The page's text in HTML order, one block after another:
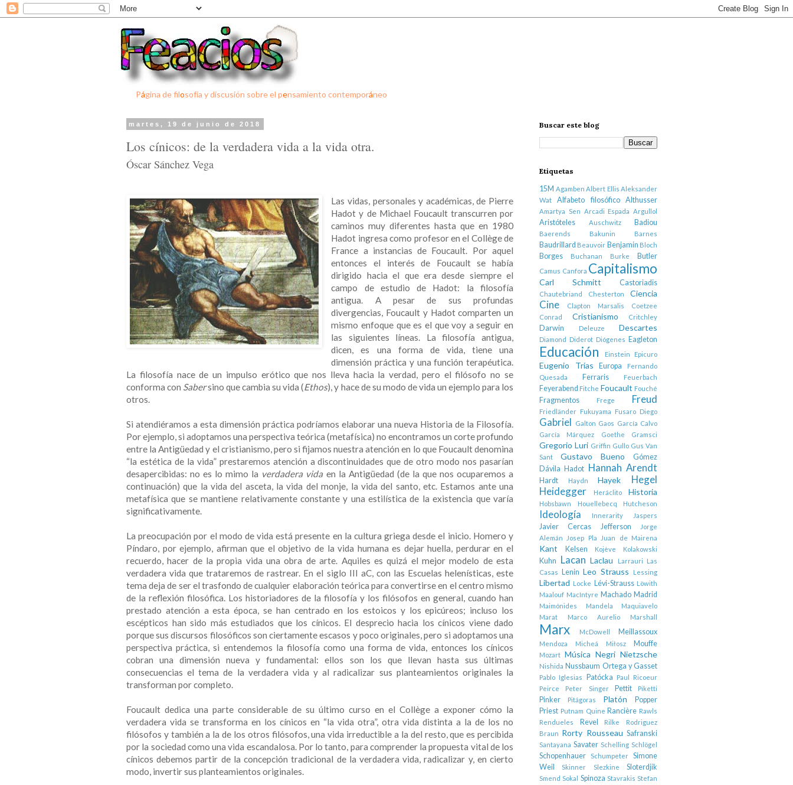
Página de filosofía y discusión sobre el pensamiento contemporáneo
martes, 19 de junio de 2018
Los cínicos: de la verdadera vida a la vida otra.
Óscar Sánchez Vega
Las vidas, personales y académicas, de Pierre
Hadot y de Michael Foucault transcurren por
caminos muy diferentes hasta que en 1980
Hadot ingresa como profesor en el Collège de
France a instancias de Foucault. Por aquel
entonces el interés de Foucault se había
dirigido hacia el que era desde siempre el
campo de estudio de Hadot: la filosofía
antigua. A pesar de sus profundas
divergencias, Foucault y Hadot comparten un
mismo enfoque que es el que voy a seguir en
las siguientes líneas. La filosofía antigua,
dicen, es una forma de vida, tiene una
dimensión práctica y una función terapéutica.
La filosofía nace de un impulso erótico que nos lleva hacia la verdad, pero el filósofo no se
conforma con Sabersino que cambia su vida (Ethos), y hace de su modo de vida un ejemplo para los
otros.
Si atendiéramos a esta dimensión práctica podríamos elaborar una nueva Historia de la Filosofía.
Por ejemplo, si adoptamos una perspectiva teórica (metafísica) no encontramos un corte profundo
entre la Antigüedad y el cristianismo, pero si fijamos nuestra atención en lo que Foucault denomina
“la estética de la vida” prestaremos atención a discontinuidades que de otro modo nos pasarían
desapercibidas: no es lo mimo la verdadera vida en la Antigüedad (de la que nos ocuparemos a
continuación) que la vida del asceta, la vida del monje, la vida del santo, etc. Estamos ante una
metafísica que se mantiene relativamente constante y una estilística de la existencia que varía
significativamente.
La preocupación por el modo de vida está presente en la cultura griega desde el inicio. Homero y
Píndaro, por ejemplo, afirman que el objetivo de la vida humana es dejar huella, perdurar en el
recuerdo, hacer de la propia vida una obra de arte. Aquiles es quizá el mejor modelo de esta
verdadera vida que trataremos de rastrear. En el siglo III aC, con las Escuelas helenísticas, este
tema deja de ser el trasfondo de cualquier elaboración teórica para convertirse en el centro mismo
de la reflexión filosófica. Los historiadores de la filosofía y los filósofos en general, cuando han
prestado atención a esta época, se han centrado en los estoicos y los epicúreos; incluso los
escépticos han sido más estudiados que los cínicos. El desprecio hacia los cínicos viene dado
porque sus discursos filosóficos son ciertamente escasos y poco originales, pero si adoptamos una
perspectiva práctica, si entendemos la filosofía como una forma de vida, entonces los cínicos
cobran una dimensión nueva y fundamental: ellos son los que llevan hasta sus últimas
consecuencias el tema de la verdadera vida y al radicalizar sus planteamientos originales la
transforman por completo.
Foucault dedica una parte considerable de su último curso en el Collège a exponer cómo la
verdadera vida se transforma en los cínicos en “la vida otra”, otra vida distinta a la de los no
filósofos y también a la de los otros filósofos, una vida irreductible a la del resto, que es percibida
por la sociedad como una vida escandalosa. Por lo tanto, para comprender la propuesta vital de los
cínicos debemos partir de la concepción tradicional de la verdadera vida, radicalizar y, en cierto
modo, invertir sus planteamientos originales.
Buscar este blog
Etiquetas
15M Agamben Albert Ellis Aleksander
Wat
Alfabeto filosófico Althusser
Amartya Sen Arcadi Espada Argullol
Aristóteles Auschwitz Badiou
Baerends Bakunin Barnes
Baudrillard Beauvoir Benjamin Bloch
Borges Buchanan Burke Butler
Camus Canfora Capitalismo
Carl Schmitt Castoriadis
Chautebriand Chesterton Ciencia
Cine Clapton Marsalis
Coetzee
Conrad
Cristianismo Critchley
Darwin Deleuze Descartes
Diamond Diderot Diógenes Eagleton
Educación Einstein Epicuro
Eugenio Trías Europa
Fernando
Quesada
Ferraris Feuerbach
Feyerabend Fitche Foucault Fouché
Fragmentos Frege Freud
Friedländer Fukuyama Fusaro Diego
Gabriel Galton Gaos García Calvo
García Márquez
Goethe Gramsci
Gregorio Luri Griffin Gullo Gus Van
Sant
Gustavo Bueno
Gómez
Dávila Hadot Hannah Arendt
Hardt Haydn Hayek
Hegel
Heidegger
Heráclito Historia
Hobsbawn Houellebecq Hutcheson
Ideología Innerarity Jaspers
Javier Cercas Jefferson
Jorge
Alemán
Josep Pla Juan de Mairena
Kant Kelsen Kojève Kolakowski
Kuhn Lacan Laclau Larrauri
Las
Casas
Lenin Leo Strauss Lessing
Libertad Locke Lévi-Strauss Löwith
Maalouf MacIntyre Machado Madrid
Maimónides Mandela
Maquiavelo
Marat
Marco Aurelio Marshall
Marx McDowell Meillassoux
Mendoza Micheá Miłosz Mouffe
Mozart Música Negri Nietzsche
Nishida Nussbaum Ortega y Gasset
Pablo Iglesias Patócka
Paul Ricoeur
Peirce
Peter Singer Pettit Piketti
Pinker Pitágoras Platón
Popper
Priest Putnam Quine Rancière Rawls
Rendueles
Revel Rilke
Rodriguez
Braun Rorty Rousseau Safranski
Santayana Savater Schelling Schlögel
Schopenhauer Schumpeter
Simone
Weil
Skinner Slezkine Sloterdjik
Smend Sokal Spinoza Stavrakis Stefan